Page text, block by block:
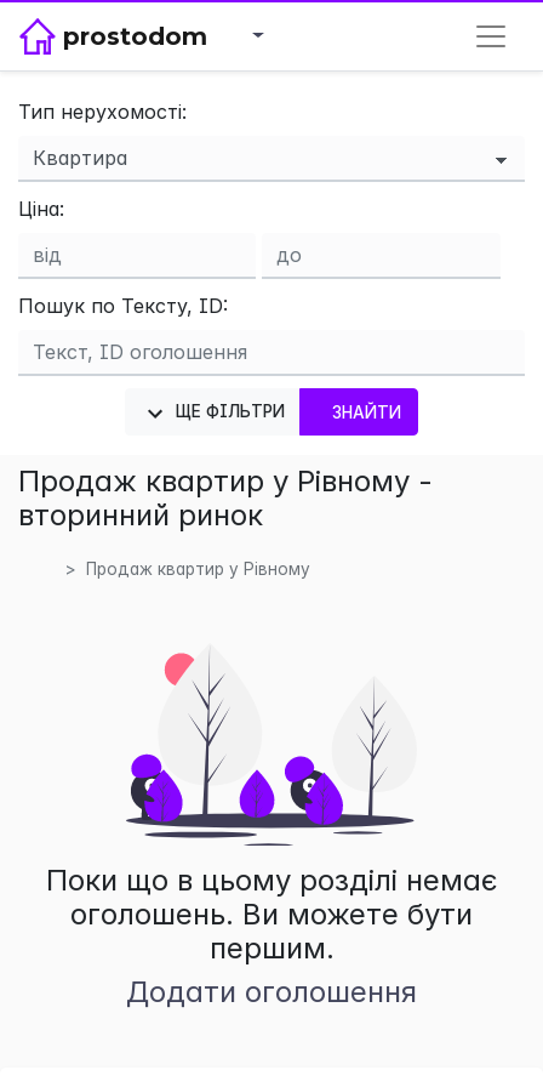
prostodom
Тип нерухомості:
Ціна:
Пошук по Тексту, ID:
ЩЕ ФІЛЬТРИ ЗНАЙТИ
Продаж квартир у Рівному -
вторинний ринок
Продаж квартир у Рівному
Поки що в цьому розділі немає
оголошень. Ви можете бути
першим.
Додати оголошення
×